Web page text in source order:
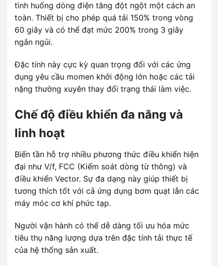
tình huống dòng điện tăng đột ngột một cách an
toàn. Thiết bị cho phép quá tải 150% trong vòng
60 giây và có thể đạt mức 200% trong 3 giây
ngắn ngủi.
Đặc tính này cực kỳ quan trọng đối với các ứng
dụng yêu cầu momen khởi động lớn hoặc các tải
nặng thường xuyên thay đổi trạng thái làm việc.
Chế độ điều khiển đa năng và
linh hoạt
Biến tần hỗ trợ nhiều phương thức điều khiển hiện
đại như V/f, FCC (Kiểm soát dòng từ thông) và
điều khiển Vector. Sự đa dạng này giúp thiết bị
tương thích tốt với cả ứng dụng bơm quạt lẫn các
máy móc cơ khí phức tạp.
Người vận hành có thể dễ dàng tối ưu hóa mức
tiêu thụ năng lượng dựa trên đặc tính tải thực tế
của hệ thống sản xuất.